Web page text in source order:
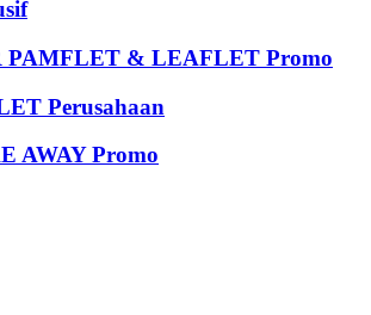
PAMFLET & LEAFLET Promo
Perusahaan
AWAY Promo